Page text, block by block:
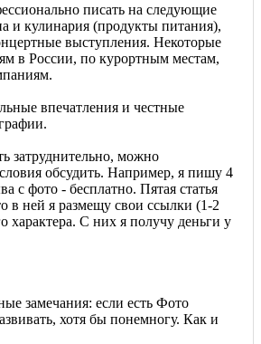
писать на следующие
и кулинария (продукты питания),
выступления. Некоторые
в России, по курортным местам,
впечатления и честные
затруднительно, можно
обсудить. Например, я пишу 4
с фото - бесплатно. Пятая статья
в ней я размещу свои ссылки (1-2
характера. С них я получу деньги у
замечания: если есть Фото
хотя бы понемногу. Как и